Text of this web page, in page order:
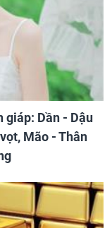
giáp: Dần - Dậu
Mão - Thân